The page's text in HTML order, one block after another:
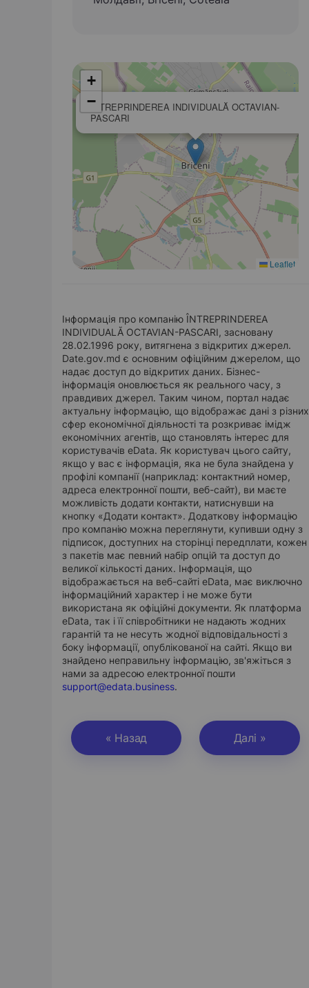
ÎNTREPRINDEREA INDIVIDUALĂ OCTAVIAN-
PASCARI
+
−
Leaflet
Інформація про компанію ÎNTREPRINDEREA
INDIVIDUALĂ OCTAVIAN-PASCARI, засновану
28.02.1996 року, витягнена з відкритих джерел.
Date.gov.md є основним офіційним джерелом, що
надає доступ до відкритих даних. Бізнес-
інформація оновлюється як реального часу, з
правдивих джерел. Таким чином, портал надає
актуальну інформацію, що відображає дані з різних
сфер економічної діяльності та розкриває імідж
економічних агентів, що становлять інтерес для
користувачів eData. Як користувач цього сайту,
якщо у вас є інформація, яка не була знайдена у
профілі компанії (наприклад: контактний номер,
адреса електронної пошти, веб-сайт), ви маєте
можливість додати контакти, натиснувши на
кнопку «Додати контакт». Додаткову інформацію
про компанію можна переглянути, купивши одну з
підписок, доступних на сторінці передплати, кожен
з пакетів має певний набір опцій та доступ до
великої кількості даних. Інформація, що
відображається на веб-сайті eData, має виключно
інформаційний характер і не може бути
використана як офіційні документи. Як платформа
eData, так і її співробітники не надають жодних
гарантій та не несуть жодної відповідальності з
боку інформації, опублікованої на сайті. Якщо ви
знайдено неправильну інформацію, зв'яжіться з
нами за адресою електронної пошти
support@edata.business.
« Назад Далі »